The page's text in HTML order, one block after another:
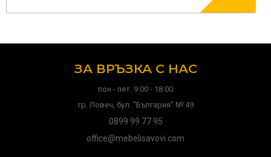
ЗА ВРЪЗКА С НАС
пон - пет: 9:00 - 18:00
гр. Ловеч, бул. "България" № 49
0899 99 77 95
office@mebelisavovi.com